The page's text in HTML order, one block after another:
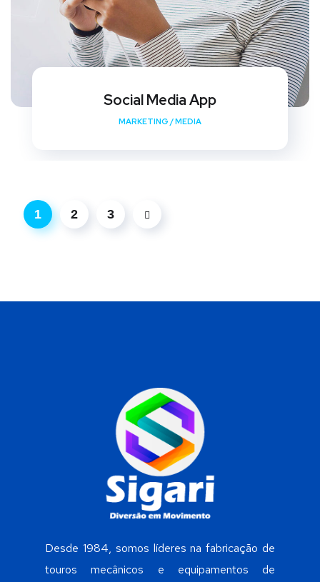
Social Media App
MARKETING /MEDIA
1 2 3
Desde 1984, somos líderes na fabricação de
touros mecânicos e equipamentos de